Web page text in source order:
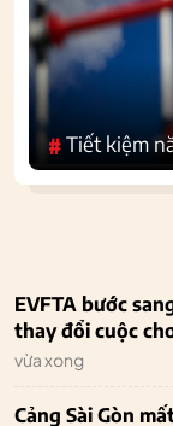
#Tiết kiệm
EVFTA bước
thay đổi cuộc
vừa xong
Cảng Sài Gòn